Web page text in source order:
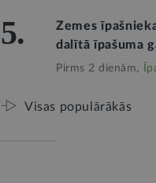
5.
Zemes
dalītā īpašuma
Pirms 2 dienām,
Visas populārākās